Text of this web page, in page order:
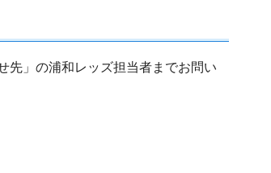
」の浦和レッズ担当者までお問い